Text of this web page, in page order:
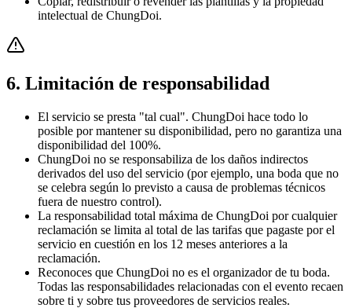
intelectual de ChungDoi.
6. Limitación de responsabilidad
El servicio se presta "tal cual". ChungDoi hace todo lo
posible por mantener su disponibilidad, pero no garantiza una
disponibilidad del 100%.
ChungDoi no se responsabiliza de los daños indirectos
derivados del uso del servicio (por ejemplo, una boda que no
se celebra según lo previsto a causa de problemas técnicos
fuera de nuestro control).
La responsabilidad total máxima de ChungDoi por cualquier
reclamación se limita al total de las tarifas que pagaste por el
servicio en cuestión en los 12 meses anteriores a la
reclamación.
Reconoces que ChungDoi no es el organizador de tu boda.
Todas las responsabilidades relacionadas con el evento recaen
sobre ti y sobre tus proveedores de servicios reales.